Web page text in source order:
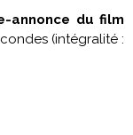
annonce du film
(intégralité :